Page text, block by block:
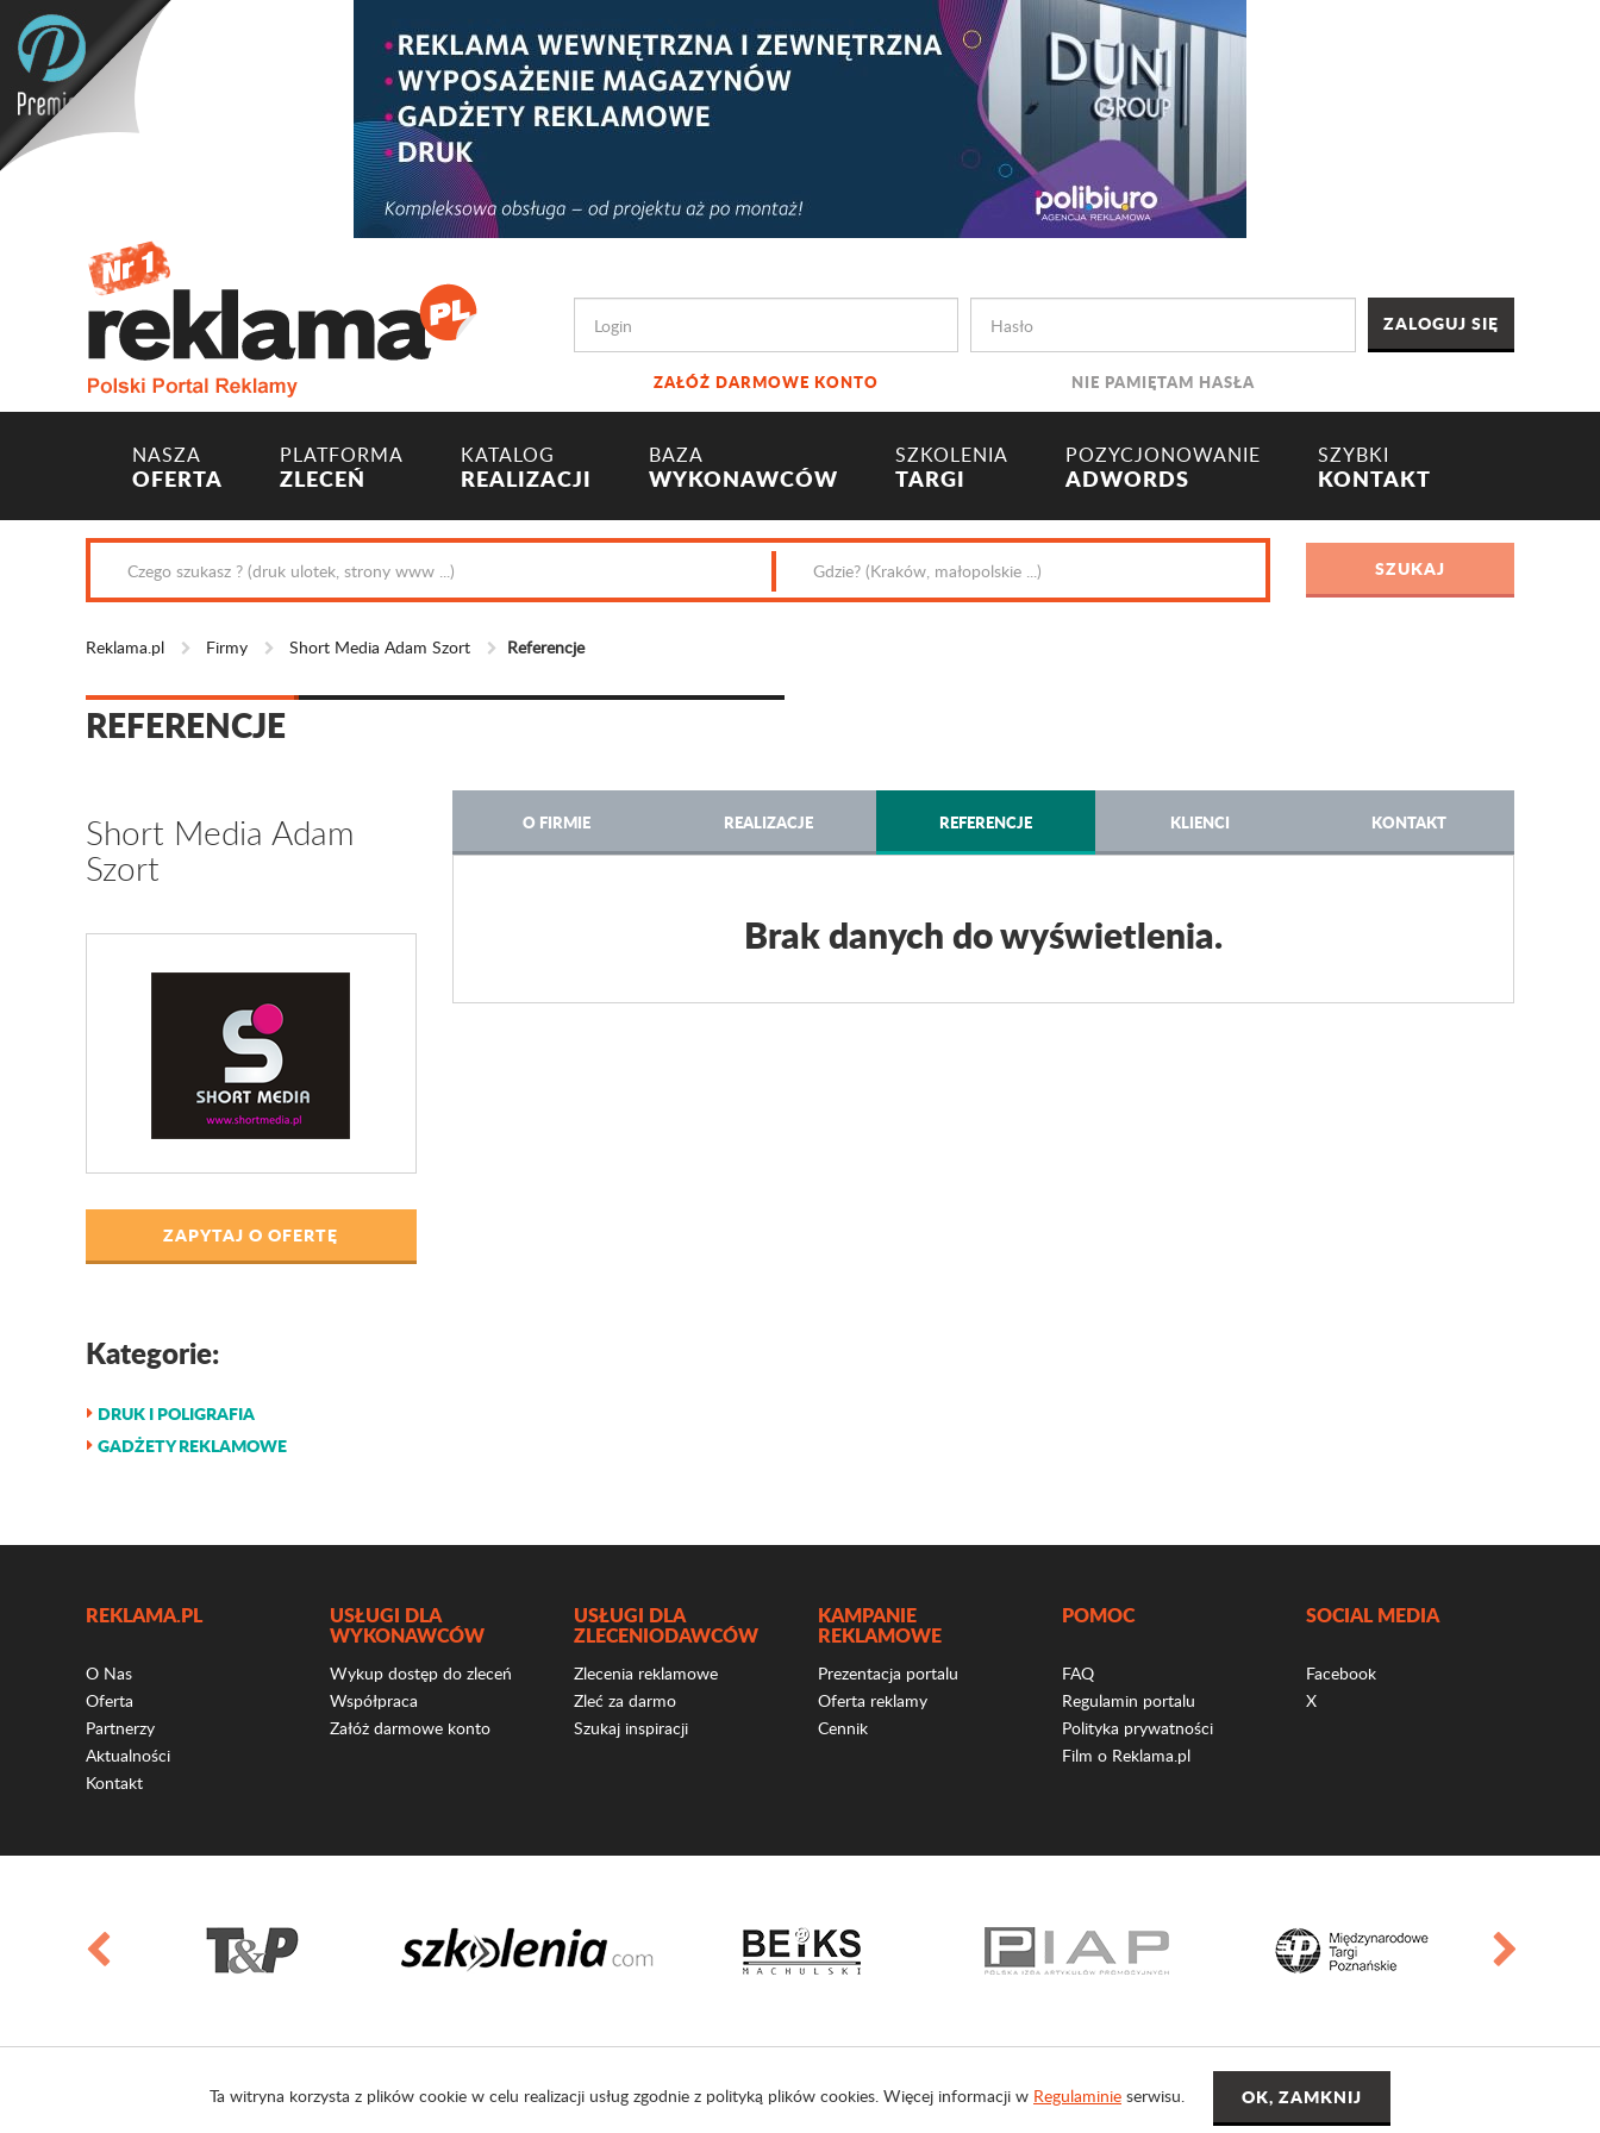
ZAŁÓŻ DARMOWE KONTO NIE PAMIĘTAM HASŁA
NASZA
OFERTA
PLATFORMA
ZLECEŃ
KATALOG
REALIZACJI
BAZA
WYKONAWCÓW
SZKOLENIA
TARGI
POZYCJONOWANIE
ADWORDS
SZYBKI
KONTAKT
Reklama.pl Firmy Short Media Adam Szort Referencje
REFERENCJE
Short Media Adam
Szort
ZAPYTAJ O OFERTĘ
Kategorie:
DRUK I POLIGRAFIA
GADŻETY REKLAMOWE
O FIRMIE REALIZACJE REFERENCJE KLIENCI KONTAKT
Brak danych do wyświetlenia.
REKLAMA.PL
O Nas
Oferta
Partnerzy
Aktualności
Kontakt
USŁUGI DLA
WYKONAWCÓW
Wykup dostęp do zleceń
Współpraca
Załóż darmowe konto
USŁUGI DLA
ZLECENIODAWCÓW
Zlecenia reklamowe
Zleć za darmo
Szukaj inspiracji
KAMPANIE
REKLAMOWE
Prezentacja portalu
Oferta reklamy
Cennik
POMOC
FAQ
Regulamin portalu
Polityka prywatności
Film o Reklama.pl
SOCIAL MEDIA
Facebook
X
Ta witryna korzysta z plików cookie w celu realizacji usług zgodnie z polityką plików cookies. Więcej informacji w Regulaminie serwisu.